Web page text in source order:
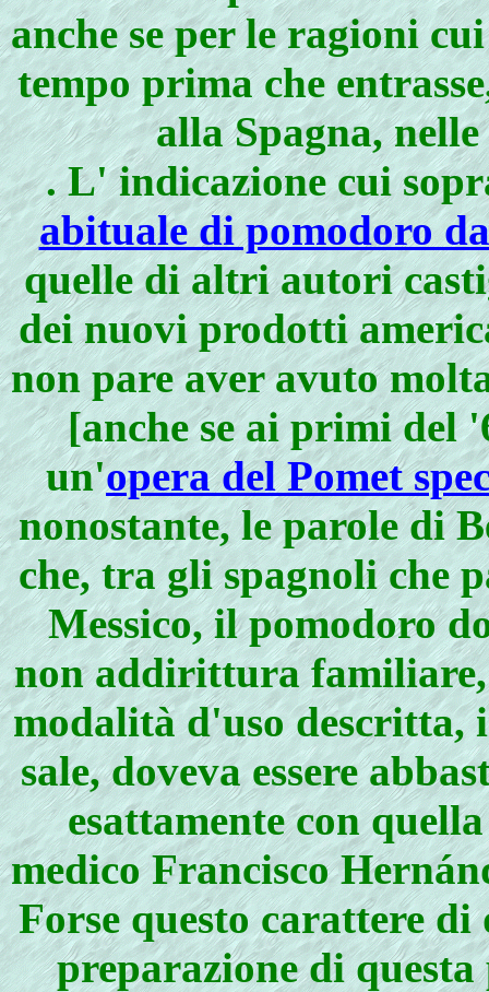
anche se per le ragioni
tempo prima che
alla Spagna,
.L' indicazione cui
abituale di pomodoro
quelle di altri autori
dei nuovi prodotti
non pare aver avuto
[anche se ai primi del
un'opera del Pomet
nonostante, le parole di
che, tra gli spagnoli che
Messico, il pomodoro
non addirittura
modalità d'uso descritta,
sale, doveva essere
esattamente con
medico Francisco
Forse questo carattere
preparazione di